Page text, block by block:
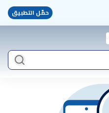
حمّل التطبيق